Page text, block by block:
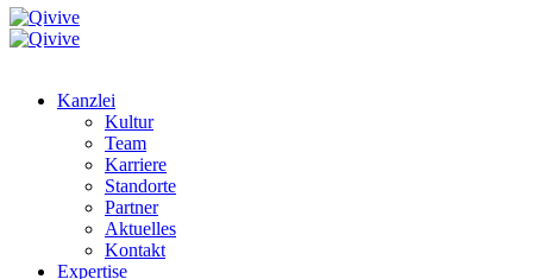
Kanzlei
Kultur
Team
Karriere
Standorte
Partner
Aktuelles
Kontakt
Expertise